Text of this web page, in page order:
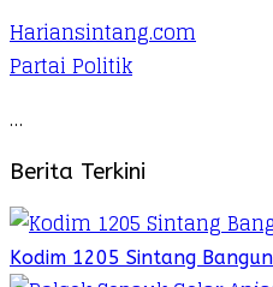
Hariansintang.com
Partai Politik
…
Berita Terkini
Kodim 1205 Sintang